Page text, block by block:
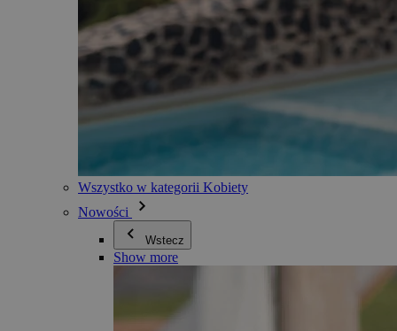
Wszystko w kategorii Kobiety
Nowości
Wstecz
Show more